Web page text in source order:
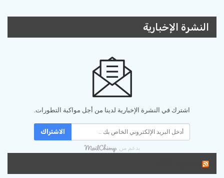
النشرة الإخبارية
اشترك في النشرة الإخبارية لدينا من أجل مواكبة التطورات.
الاشتراك
بدعم من